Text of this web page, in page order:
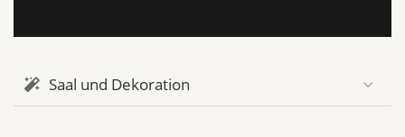
Saal und Dekoration